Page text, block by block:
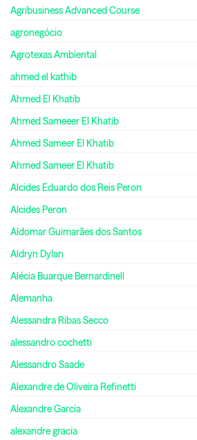
Agribusiness Advanced Course
agronegócio
Agrotexas Ambiental
ahmed el kathib
Ahmed El Khatib
Ahmed Sameeer El Khatib
Ahmed Sameer El Khatib
Ahmed Sameer El Khatib
Alcides Eduardo dos Reis Peron
Alcides Peron
Aldomar Guimarães dos Santos
Aldryn Dylan
Alécia Buarque Bernardinell
Alemanha
Alessandra Ribas Secco
alessandro cochetti
Alessandro Saade
Alexandre de Oliveira Refinetti
Alexandre Garcia
alexandre gracia